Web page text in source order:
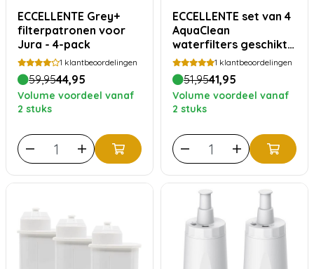
ECCELLENTE Grey+
filterpatronen voor
Jura - 4-pack
1 klantbeoordelingen
59,9544,95
Volume voordeel vanaf
2 stuks
ECCELLENTE set van 4
AquaClean
waterfilters geschikt
voor Philips Saeco
1 klantbeoordelingen
51,9541,95
Volume voordeel vanaf
2 stuks